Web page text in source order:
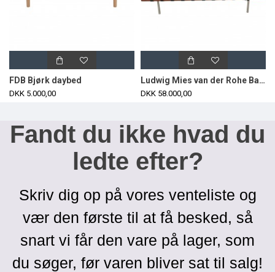
FDB Bjørk daybed
DKK 5.000,00
Ludwig Mies van der Rohe Barcelona daybed i brun læder
DKK 58.000,00
Fandt du ikke hvad du
ledte efter?
Skriv dig op på vores venteliste og
vær den første til at få besked, så
snart vi får den vare på lager, som
du søger, før varen bliver sat til salg!